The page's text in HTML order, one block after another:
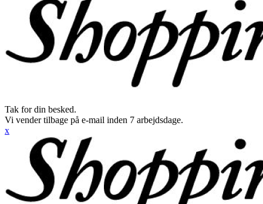
Tak for din besked.
Vi vender tilbage på e-mail inden 7 arbejdsdage.
x